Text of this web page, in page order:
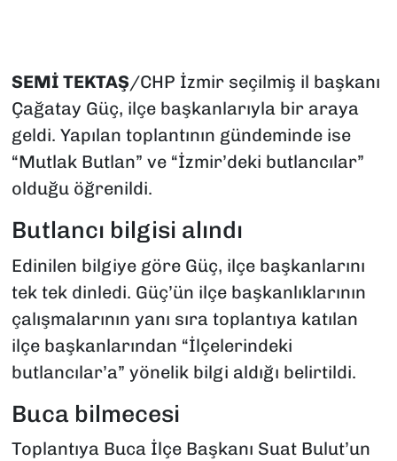
SEMİ TEKTAŞ/CHP İzmir seçilmiş il başkanı
Çağatay Güç, ilçe başkanlarıyla bir araya
geldi. Yapılan toplantının gündeminde ise
“Mutlak Butlan” ve “İzmir’deki butlancılar”
olduğu öğrenildi.
Butlancı bilgisi alındı
Edinilen bilgiye göre Güç, ilçe başkanlarını
tek tek dinledi. Güç’ün ilçe başkanlıklarının
çalışmalarının yanı sıra toplantıya katılan
ilçe başkanlarından “İlçelerindeki
butlancılar’a” yönelik bilgi aldığı belirtildi.
Buca bilmecesi
Toplantıya Buca İlçe Başkanı Suat Bulut’un